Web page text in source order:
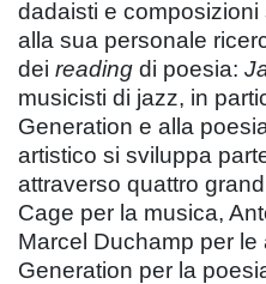
dadaisti e
alla sua personale
dei reading di poesia:
musicisti di jazz, in
Generation e alla
artistico si sviluppa
attraverso quattro
Cage per la musica,
Marcel Duchamp per le
Generation per la